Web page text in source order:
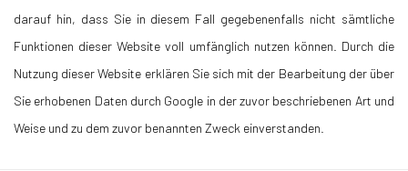
darauf hin, dass Sie in diesem Fall gegebenenfalls nicht sämtliche
Funktionen dieser Website voll umfänglich nutzen können. Durch die
Nutzung dieser Website erklären Sie sich mit der Bearbeitung der über
Sie erhobenen Daten durch Google in der zuvor beschriebenen Art und
Weise und zu dem zuvor benannten Zweck einverstanden.